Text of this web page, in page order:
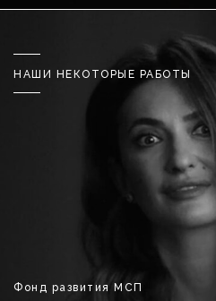
НАШИ НЕКОТОРЫЕ РАБОТЫ
Фонд развития МСП